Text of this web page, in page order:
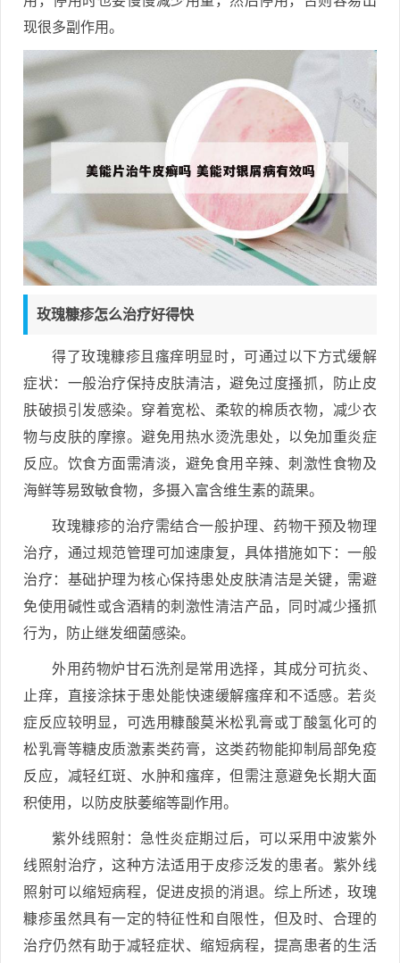
现很多副作用。
玫瑰糠疹怎么治疗好得快
得了玫瑰糠疹且瘙痒明显时，可通过以下方式缓解
症状：一般治疗保持皮肤清洁，避免过度搔抓，防止皮
肤破损引发感染。穿着宽松、柔软的棉质衣物，减少衣
物与皮肤的摩擦。避免用热水烫洗患处，以免加重炎症
反应。饮食方面需清淡，避免食用辛辣、刺激性食物及
海鲜等易致敏食物，多摄入富含维生素的蔬果。
玫瑰糠疹的治疗需结合一般护理、药物干预及物理
治疗，通过规范管理可加速康复，具体措施如下：一般
治疗：基础护理为核心保持患处皮肤清洁是关键，需避
免使用碱性或含酒精的刺激性清洁产品，同时减少搔抓
行为，防止继发细菌感染。
外用药物炉甘石洗剂是常用选择，其成分可抗炎、
止痒，直接涂抹于患处能快速缓解瘙痒和不适感。若炎
症反应较明显，可选用糠酸莫米松乳膏或丁酸氢化可的
松乳膏等糖皮质激素类药膏，这类药物能抑制局部免疫
反应，减轻红斑、水肿和瘙痒，但需注意避免长期大面
积使用，以防皮肤萎缩等副作用。
紫外线照射：急性炎症期过后，可以采用中波紫外
线照射治疗，这种方法适用于皮疹泛发的患者。紫外线
照射可以缩短病程，促进皮损的消退。综上所述，玫瑰
糠疹虽然具有一定的特征性和自限性，但及时、合理的
治疗仍然有助于减轻症状、缩短病程，提高患者的生活